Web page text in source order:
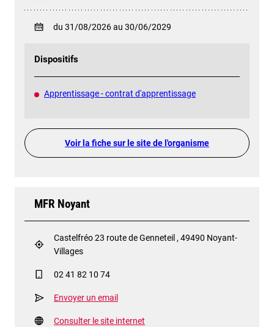
du 31/08/2026 au 30/06/2029
Dispositifs
Apprentissage - contrat d'apprentissage
Voir la fiche sur le site de l'organisme
MFR Noyant
Castelfréo 23 route de Genneteil , 49490 Noyant-
Villages
02 41 82 10 74
Envoyer un email
Consulter le site internet